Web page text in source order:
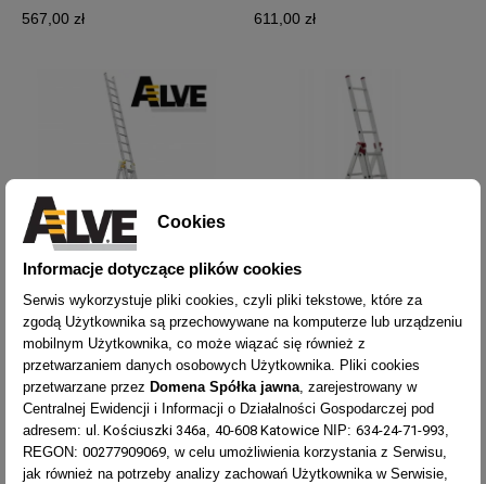
Cena
567,00 zł Cena
611,00 zł

Drabina aluminiowa 3-
elementowa uniwersalna
profesjonalna Forte 86XX
Cena
908,00 zł
Drabina aluminiowa domowa 3-
elementowa uniwersalna Helper
66XX
Cena
565,00 zł
Cookies
Informacje dotyczące plików cookies
Serwis wykorzystuje pliki cookies, czyli pliki tekstowe, które za
zgodą Użytkownika są przechowywane na komputerze lub urządzeniu
mobilnym Użytkownika, co może wiązać się również z
przetwarzaniem danych osobowych Użytkownika. Pliki cookies
przetwarzane przez Domena Spółka jawna , zarejestrowany w
Centralnej Ewidencji i Informacji o Działalności Gospodarczej pod
adresem: ul. Kościuszki 346a 40-608 Katowice NIP: 634-24-71-993
REGON: 00277909069 , w celu umożliwienia korzystania z Serwisu,
jak również na potrzeby analizy zachowań Użytkownika w Serwisie,